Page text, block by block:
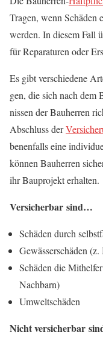
Tra­gen, wenn Schä­den
wer­den. In die­sem Fall
für Repa­ra­tu­ren oder
Es gibt ver­schie­de­ne
gen, die sich nach
nis­sen der Bau­her­ren
Abschluss der
be­nen­falls eine
kön­nen Bau­her­ren
ihr Bau­pro­jekt erhalten.
Ver­si­cher­bar sind…
Schä­den durch
Gewäs­ser­schä­den
Schä­den die
Nachbarn)
Umwelt­schä­den
Nicht ver­si­cher­bar